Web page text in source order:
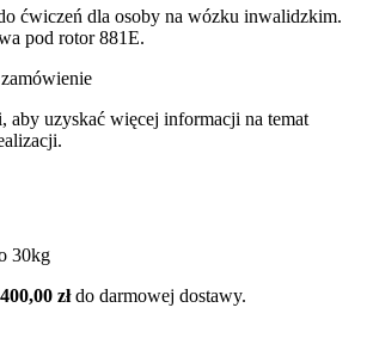
ćwiczeń dla osoby na wózku inwalidzkim.
pod rotor 881E.
aby uzyskać więcej informacji na temat
30kg
400,00 złdo darmowej dostawy.